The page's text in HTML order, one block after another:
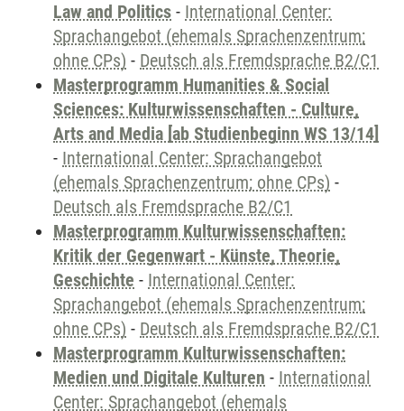
Law and Politics - International Center:
Sprachangebot (ehemals Sprachenzentrum;
ohne CPs) - Deutsch als Fremdsprache B2/C1
Masterprogramm Humanities & Social
Sciences: Kulturwissenschaften - Culture,
Arts and Media [ab Studienbeginn WS 13/14]
- International Center: Sprachangebot
(ehemals Sprachenzentrum; ohne CPs) -
Deutsch als Fremdsprache B2/C1
Masterprogramm Kulturwissenschaften:
Kritik der Gegenwart - Künste, Theorie,
Geschichte - International Center:
Sprachangebot (ehemals Sprachenzentrum;
ohne CPs) - Deutsch als Fremdsprache B2/C1
Masterprogramm Kulturwissenschaften:
Medien und Digitale Kulturen - International
Center: Sprachangebot (ehemals